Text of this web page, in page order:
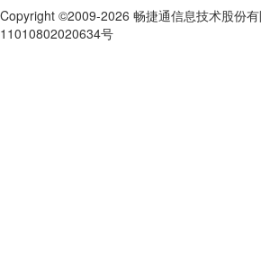
Copyright ©2009-2026 畅捷通信息技术股份
11010802020634号